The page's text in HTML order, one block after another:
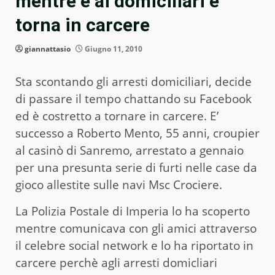
torna in carcere
giannattasio Giugno 11, 2010
Sta scontando gli arresti domiciliari, decide
di passare il tempo chattando su Facebook
ed è costretto a tornare in carcere. E’
successo a Roberto Mento, 55 anni, croupier
al casinò di Sanremo, arrestato a gennaio
per una presunta serie di furti nelle case da
gioco allestite sulle navi Msc Crociere.
La Polizia Postale di Imperia lo ha scoperto
mentre comunicava con gli amici attraverso
il celebre social network e lo ha riportato in
carcere perchè agli arresti domicliari